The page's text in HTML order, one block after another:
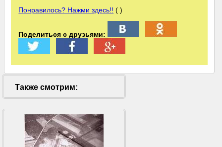
Понравилось? Нажми здесь!! ( )
Поделиться с друзьями:
Также смотрим: